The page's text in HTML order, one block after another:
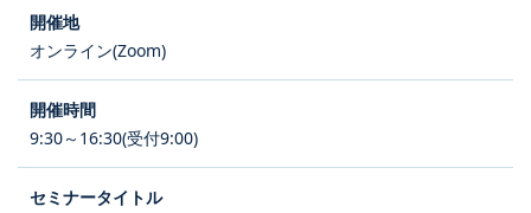
オンライン(Zoom)
9:30～16:30(受付9:00)